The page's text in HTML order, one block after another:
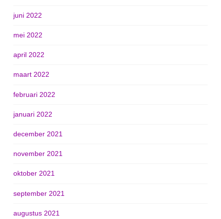
juni 2022
mei 2022
april 2022
maart 2022
februari 2022
januari 2022
december 2021
november 2021
oktober 2021
september 2021
augustus 2021